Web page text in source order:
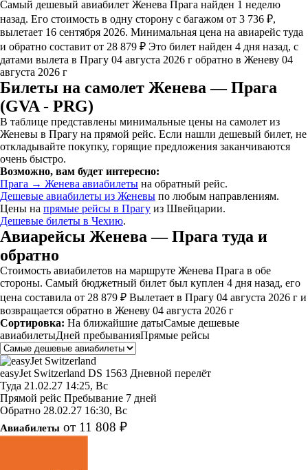
Самый дешевый авиабилет Женева Прага найден 1 неделю
назад. Его стоимость в одну сторону с багажом от 3 736 ₽,
вылетает 16 сентября 2026. Минимальная цена на авиарейс туда
и обратно составит от 28 879 ₽ Это билет найден 4 дня назад, с
датами вылета в Прагу 04 августа 2026 г обратно в Женеву 04
августа 2026 г
Билеты на самолет Женева — Прага
(GVA - PRG)
В таблице представлены минимальные цены на самолет из
Женевы в Прагу на прямой рейс. Если нашли дешевый билет, не
откладывайте покупку, горящие предложения заканчиваются
очень быстро.
Возможно, вам будет интересно:
Прага → Женева авиабилеты на обратный рейс.
Дешевые авиабилеты из Женевы по любым направлениям.
Цены на прямые рейсы в Прагу из Швейцарии.
Дешевые билеты в Чехию.
Авиарейсы Женева — Прага туда и
обратно
Стоимость авиабилетов на маршруте Женева Прага в обе
стороны. Самый бюджетный билет был куплен 4 дня назад, его
цена составила от 28 879 ₽ Вылетает в Прагу 04 августа 2026 г и
возвращается обратно в Женеву 04 августа 2026 г
Сортировка: На ближайшие датыСамые дешевые
авиабилетыДней пребыванияПрямые рейсы
easyJet Switzerland DS 1563 Дневной перелёт
Туда 21.02.27 14:25, Вс
Прямой рейс Пребывание 7 дней
Обратно 28.02.27 16:30, Вс
Авиабилеты от 11 808 ₽